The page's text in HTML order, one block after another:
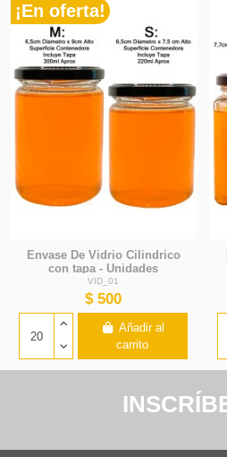
¡En oferta!
Envase De Vidrio Cilindrico
con tapa - Unidades
VID_01
$ 500
Añadir al
carrito